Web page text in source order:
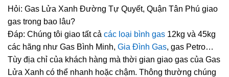
Hỏi: Gas Lửa Xanh Đường Tự Quyết, Quận Tân Phú giao
gas trong bao lâu?
Đáp: Chúng tôi giao tất cả các loại bình gas 12kg và 45kg
các hãng như Gas Bình Minh, Gia Đình Gas, gas Petro…
Tùy địa chỉ của khách hàng mà thời gian giao gas của Gas
Lửa Xanh có thể nhanh hoặc chậm. Thông thường chúng